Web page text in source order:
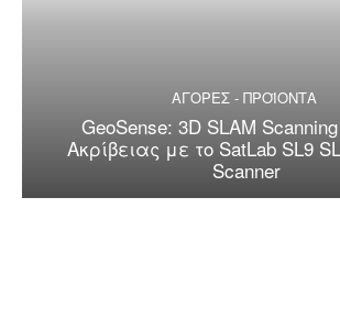
ΑΓΟΡΕΣ - ΠΡΟΪΟΝΤΑ
GeoSense: 3D SLAM
Ακρίβειας με το SatLab SL9
Scanner